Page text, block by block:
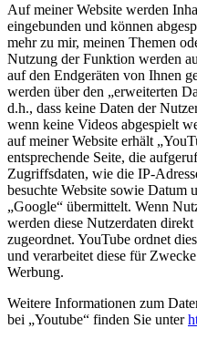
Auf meiner Website werden
eingebunden und können
mehr zu mir, meinen Themen
Nutzung der Funktion werden
auf den Endgeräten von Ihnen
werden über den „erweiterten
d.h., dass keine Daten der
wenn keine Videos abgespielt
auf meiner Website erhält
entsprechende Seite, die
Zugriffsdaten, wie die IP-
besuchte Website sowie Datum
„Google“ übermittelt. Wenn
werden diese Nutzerdaten
zugeordnet. YouTube ordnet
und verarbeitet diese für
Werbung.
Weitere Informationen zum
bei „Youtube“ finden Sie unter